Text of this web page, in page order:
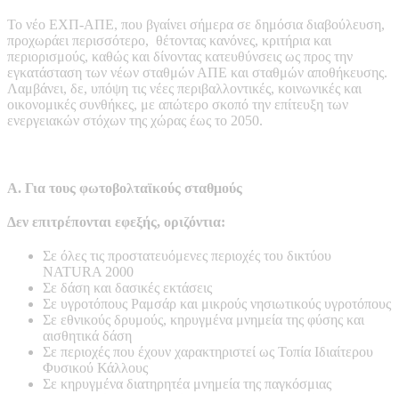
Το νέο ΕΧΠ-ΑΠΕ, που βγαίνει σήμερα σε δημόσια διαβούλευση,
προχωράει περισσότερο, θέτοντας κανόνες, κριτήρια και
περιορισμούς, καθώς και δίνοντας κατευθύνσεις ως προς την
εγκατάσταση των νέων σταθμών ΑΠΕ και σταθμών αποθήκευσης.
Λαμβάνει, δε, υπόψη τις νέες περιβαλλοντικές, κοινωνικές και
οικονομικές συνθήκες, με απώτερο σκοπό την επίτευξη των
ενεργειακών στόχων της χώρας έως το 2050.
Α. Για τους φωτοβολταϊκούς σταθμούς
Δεν επιτρέπονται εφεξής, οριζόντια:
Σε όλες τις προστατευόμενες περιοχές του δικτύου
NATURA 2000
Σε δάση και δασικές εκτάσεις
Σε υγροτόπους Ραμσάρ και μικρούς νησιωτικούς υγροτόπους
Σε εθνικούς δρυμούς, κηρυγμένα μνημεία της φύσης και
αισθητικά δάση
Σε περιοχές που έχουν χαρακτηριστεί ως Τοπία Ιδιαίτερου
Φυσικού Κάλλους
Σε κηρυγμένα διατηρητέα μνημεία της παγκόσμιας